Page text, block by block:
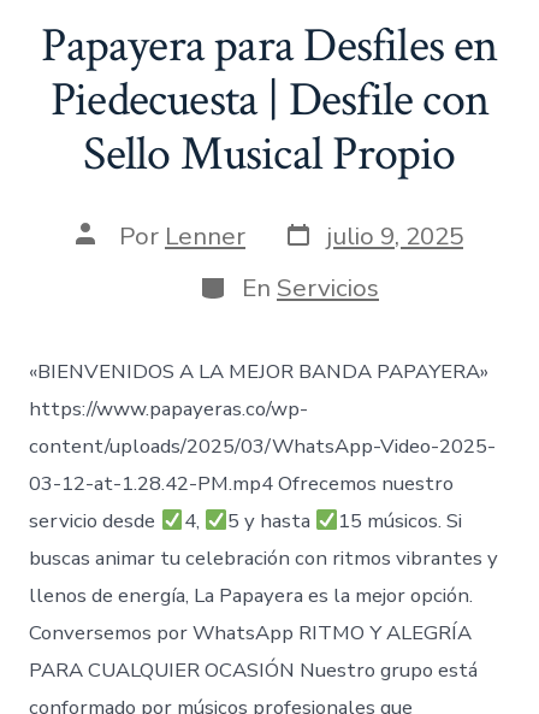
Papayera para Desfiles en
Piedecuesta | Desfile con
Sello Musical Propio
AutorPor Lenner Fecha
de
publicación
julio 9, 2025
Categorías
En Servicios
«BIENVENIDOS A LA MEJOR BANDA PAPAYERA»
https://www.papayeras.co/wp-
content/uploads/2025/03/WhatsApp-Video-2025-
03-12-at-1.28.42-PM.mp4 Ofrecemos nuestro
servicio desde
4, 5 y hasta
15 músicos. Si
buscas animar tu celebración con ritmos vibrantes y
llenos de energía, La Papayera es la mejor opción.
Conversemos por WhatsApp RITMO Y ALEGRÍA
PARA CUALQUIER OCASIÓN Nuestro grupo está
conformado por músicos profesionales que